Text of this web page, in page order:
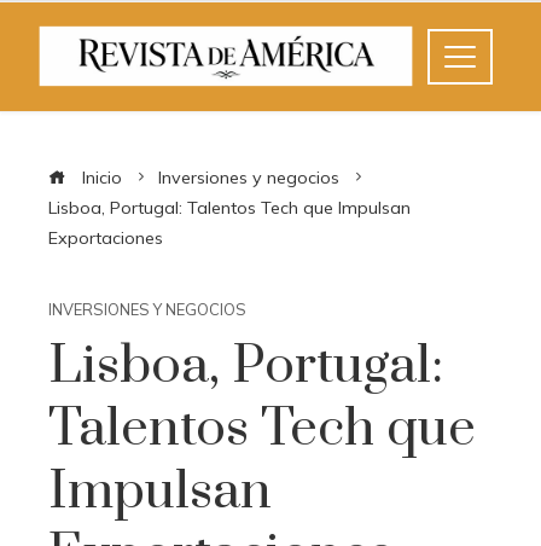
Inicio
Inversiones y negocios
Lisboa, Portugal: Talentos Tech que Impulsan
Exportaciones
INVERSIONES Y NEGOCIOS
Lisboa, Portugal:
Talentos Tech que
Impulsan